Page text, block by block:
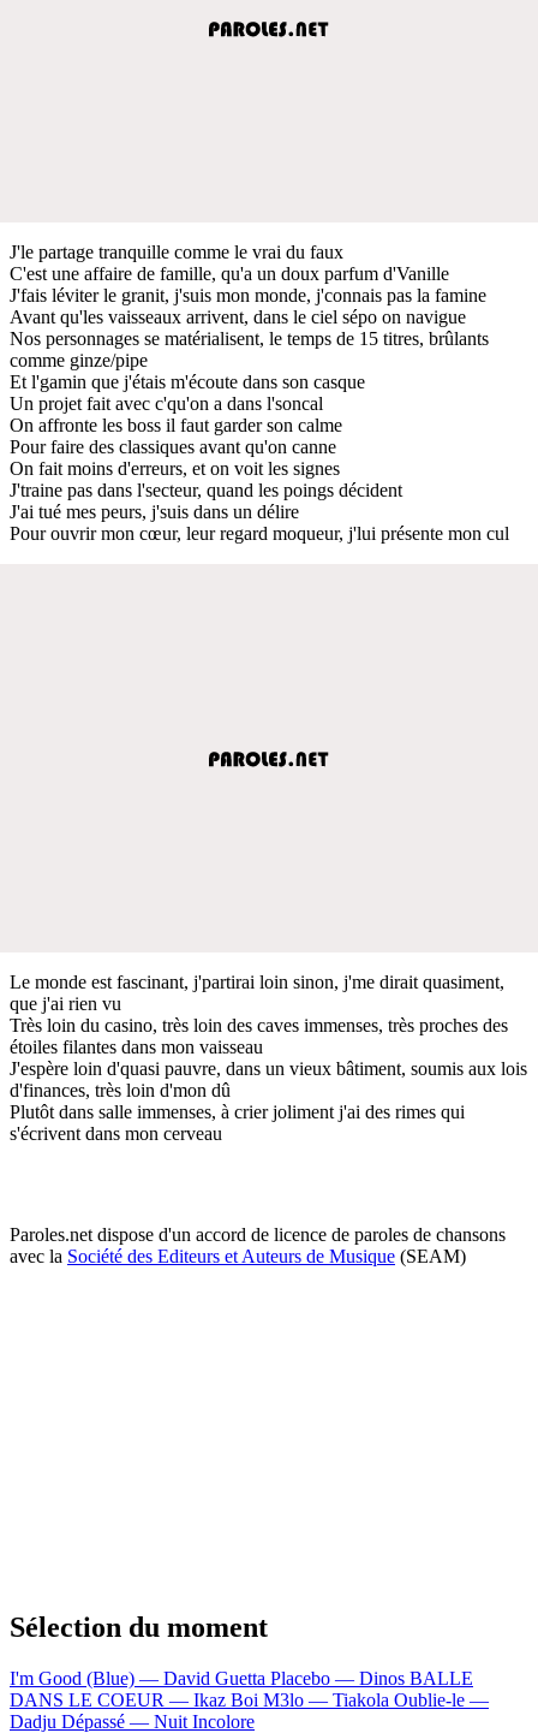
J'le partage tranquille comme le vrai du faux
C'est une affaire de famille, qu'a un doux parfum d'Vanille
J'fais léviter le granit, j'suis mon monde, j'connais pas la famine
Avant qu'les vaisseaux arrivent, dans le ciel sépo on navigue
Nos personnages se matérialisent, le temps de 15 titres, brûlants
comme ginze/pipe
Et l'gamin que j'étais m'écoute dans son casque
Un projet fait avec c'qu'on a dans l'soncal
On affronte les boss il faut garder son calme
Pour faire des classiques avant qu'on canne
On fait moins d'erreurs, et on voit les signes
J'traine pas dans l'secteur, quand les poings décident
J'ai tué mes peurs, j'suis dans un délire
Pour ouvrir mon cœur, leur regard moqueur, j'lui présente mon cul
Le monde est fascinant, j'partirai loin sinon, j'me dirait quasiment,
que j'ai rien vu
Très loin du casino, très loin des caves immenses, très proches des
étoiles filantes dans mon vaisseau
J'espère loin d'quasi pauvre, dans un vieux bâtiment, soumis aux lois
d'finances, très loin d'mon dû
Plutôt dans salle immenses, à crier joliment j'ai des rimes qui
s'écrivent dans mon cerveau
Paroles.net dispose d'un accord de licence de paroles de chansons
avec la Société des Editeurs et Auteurs de Musique (SEAM)
Sélection du moment
I'm Good (Blue) — David Guetta Placebo — Dinos BALLE
DANS LE COEUR — Ikaz Boi M3lo — Tiakola Oublie-le —
Dadju Dépassé — Nuit Incolore